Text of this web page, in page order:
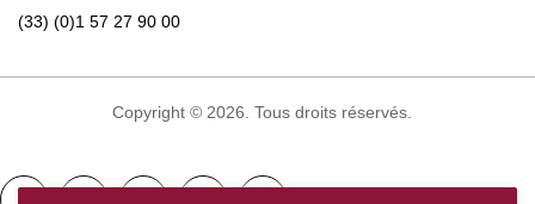
(33) (0)1 57 27 90 00
Copyright © 2026. Tous droits réservés.